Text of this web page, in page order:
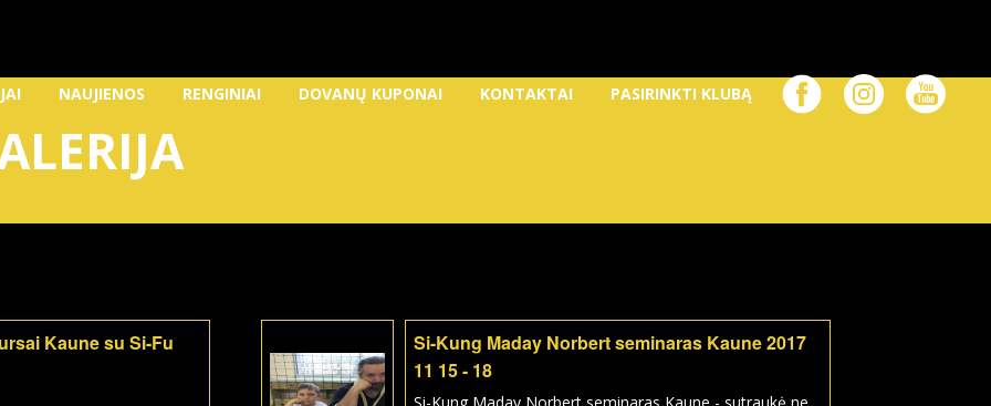
NAUJIENOS RENGINIAI DOVANŲ KUPONAI KONTAKTAI PASIRINKTI KLUBĄ
Kaune su Si-Fu
Si-Kung Maday Norbert seminaras Kaune 2017
11 15 - 18